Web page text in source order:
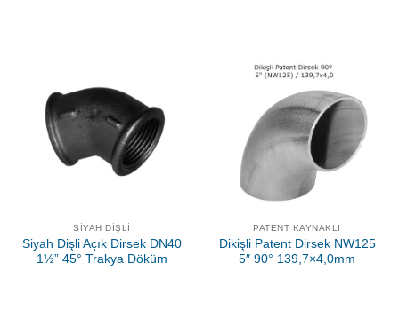
SIYAH DIŞLI
Siyah Dişli Açık Dirsek DN40
1½” 45° Trakya Döküm
PATENT KAYNAKLI
Dikişli Patent Dirsek NW125
5″ 90° 139,7×4,0mm